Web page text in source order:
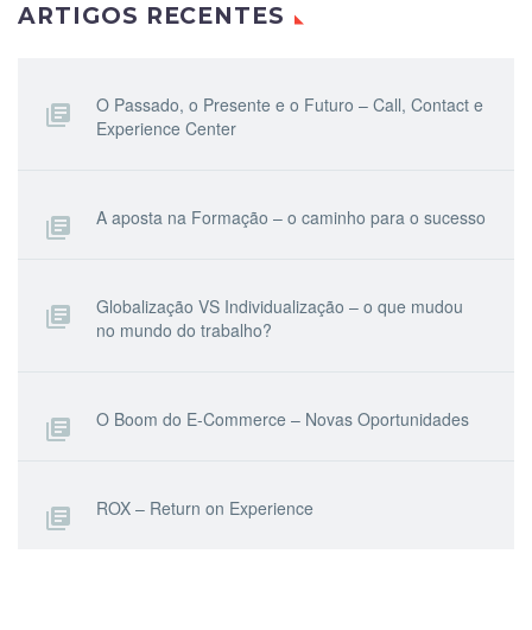
ARTIGOS RECENTES
O Passado, o Presente e o Futuro – Call, Contact e
Experience Center
A aposta na Formação – o caminho para o sucesso
Globalização VS Individualização – o que mudou
no mundo do trabalho?
O Boom do E-Commerce – Novas Oportunidades
ROX – Return on Experience